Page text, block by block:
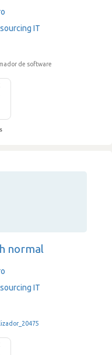
IT
de software
normal
IT